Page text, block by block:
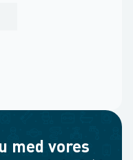
med vores